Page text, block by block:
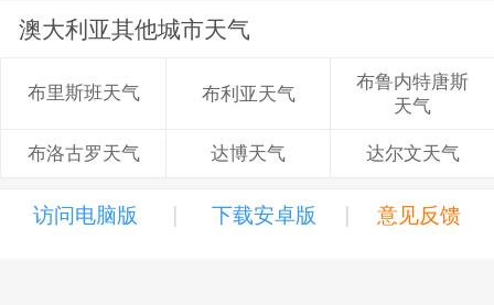
澳大利亚其他城市天气
布里斯班天气 布利亚天气
布鲁内特唐斯
天气
布洛古罗天气 达博天气 达尔文天气
访问电脑版 | 下载安卓版 | 意见反馈